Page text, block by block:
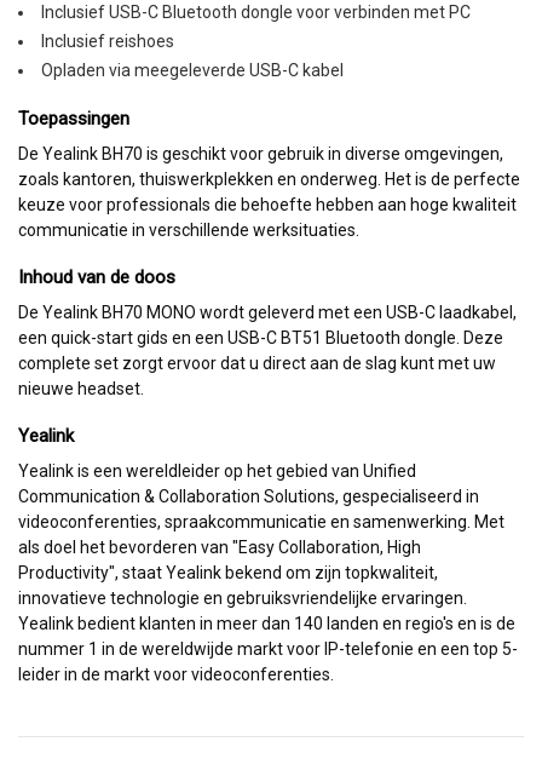
Inclusief USB-C Bluetooth dongle voor verbinden met PC
Inclusief reishoes
Opladen via meegeleverde USB-C kabel
Toepassingen
De Yealink BH70 is geschikt voor gebruik in diverse omgevingen,
zoals kantoren, thuiswerkplekken en onderweg. Het is de perfecte
keuze voor professionals die behoefte hebben aan hoge kwaliteit
communicatie in verschillende werksituaties.
Inhoud van de doos
De Yealink BH70 MONO wordt geleverd met een USB-C laadkabel,
een quick-start gids en een USB-C BT51 Bluetooth dongle. Deze
complete set zorgt ervoor dat u direct aan de slag kunt met uw
nieuwe headset.
Yealink
Yealink is een wereldleider op het gebied van Unified
Communication & Collaboration Solutions, gespecialiseerd in
videoconferenties, spraakcommunicatie en samenwerking. Met
als doel het bevorderen van "Easy Collaboration, High
Productivity", staat Yealink bekend om zijn topkwaliteit,
innovatieve technologie en gebruiksvriendelijke ervaringen.
Yealink bedient klanten in meer dan 140 landen en regio's en is de
nummer 1 in de wereldwijde markt voor IP-telefonie en een top 5-
leider in de markt voor videoconferenties.